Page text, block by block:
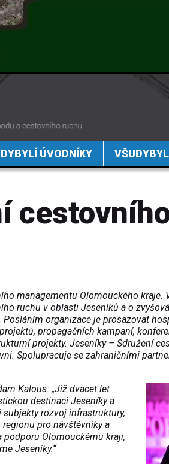
ÚVODNÍKY
managementu Olomouckého kraje.
ruchu v oblasti Jeseníků a o
organizace je prosazovat
propagačních kampaní,
projekty. Jeseníky – Sdružení
Spolupracuje se zahraničními
Kalous: „Již dvacet let
destinaci Jeseníky a
rozvoj infrastruktury,
pro návštěvníky a
podporu Olomouckému kraji,
Jeseníky.“